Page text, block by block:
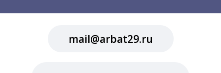
mail@arbat29.ru